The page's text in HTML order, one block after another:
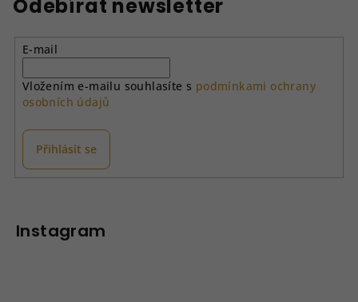
Odebírat newsletter
E-mail
Vložením e-mailu souhlasíte s podmínkami ochrany
osobních údajů
Přihlásit se
Instagram